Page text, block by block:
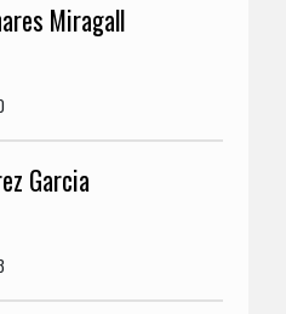
Miragall
Garcia